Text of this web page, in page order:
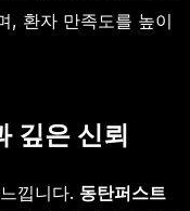
, 환자 만족도를 높이
깊은 신뢰
낍니다. 동탄퍼스트